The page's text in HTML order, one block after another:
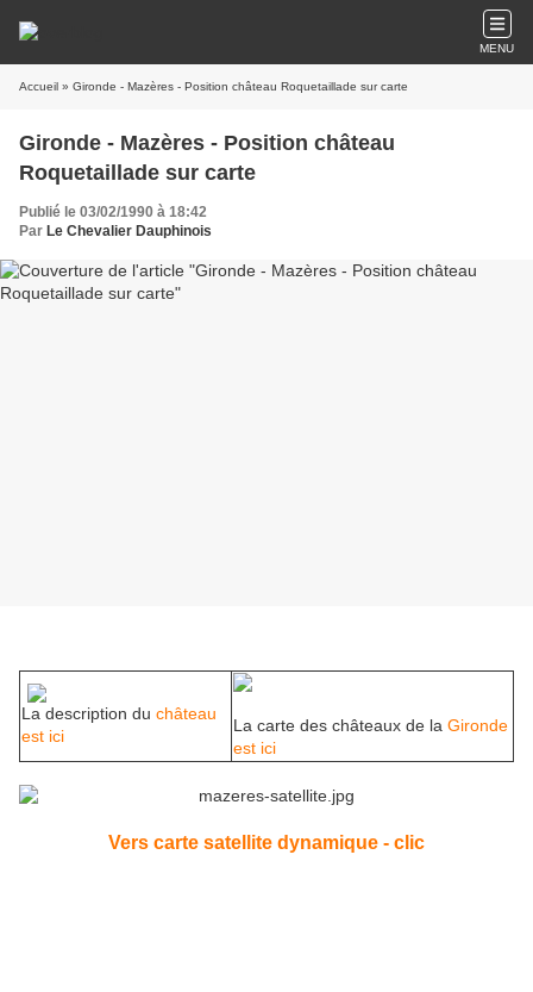
MENU
Accueil » Gironde - Mazères - Position château Roquetaillade sur carte
Gironde - Mazères - Position château
Roquetaillade sur carte
Publié le 03/02/1990 à 18:42
Par Le Chevalier Dauphinois
La description du château
est ici
La carte des châteaux de la Gironde
est ici
Vers carte satellite dynamique - clic